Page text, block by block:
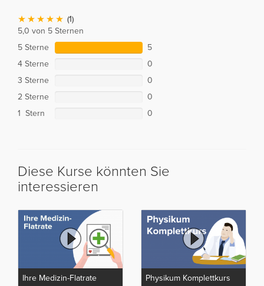
(1)
5,0 von 5 Sternen
5 Sterne
5
4 Sterne
0
3 Sterne
0
2 Sterne
0
1 Stern
0
Diese Kurse könnten Sie
interessieren
Ihre Medizin-Flatrate Physikum Komplettkurs